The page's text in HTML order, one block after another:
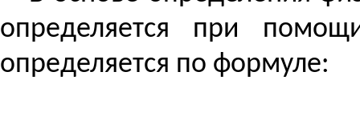
определяется при
определяется по формуле: